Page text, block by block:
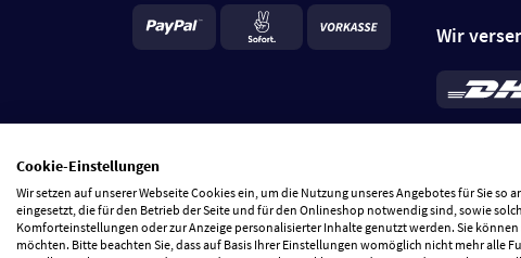
Wir
*Standard
je
Cookie-Einstellungen
Wir setzen auf unserer Webseite Cookies ein, um die Nutzung unseres Angebotes für Sie so
eingesetzt, die für den Betrieb der Seite und für den Onlineshop notwendig sind, sowie
Komforteinstellungen oder zur Anzeige personalisierter Inhalte genutzt werden. Sie
möchten. Bitte beachten Sie, dass auf Basis Ihrer Einstellungen womöglich nicht mehr alle